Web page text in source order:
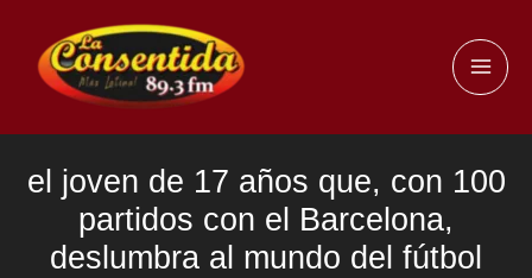
contenido
el joven de 17 años que, con 100
partidos con el Barcelona,
deslumbra al mundo del fútbol